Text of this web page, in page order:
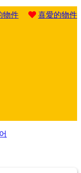
物件 喜愛的物件